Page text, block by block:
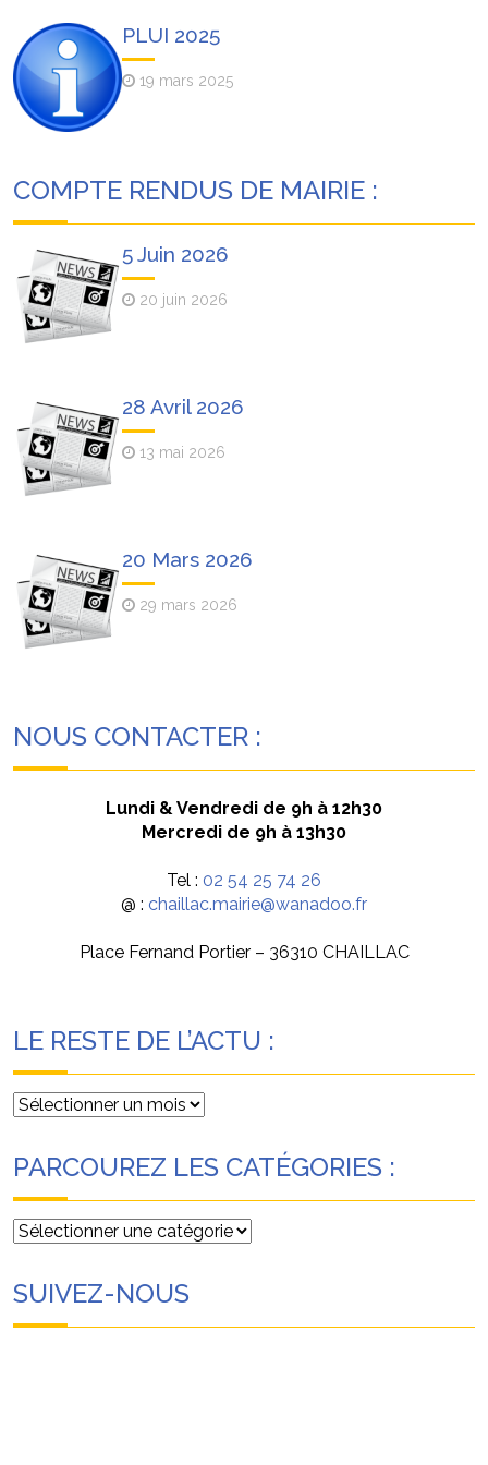
PLUI 2025
19 mars 2025
COMPTE RENDUS DE MAIRIE :
5 Juin 2026
20 juin 2026
28 Avril 2026
13 mai 2026
20 Mars 2026
29 mars 2026
NOUS CONTACTER :
Lundi & Vendredi de 9h à 12h30
Mercredi de 9h à 13h30
Tel : 02 54 25 74 26
@ : chaillac.mairie@wanadoo.fr
Place Fernand Portier – 36310 CHAILLAC
LE RESTE DE L’ACTU :
Le
l’actu
:
PARCOUREZ LES CATÉGORIES :
Parcourez
:SUIVEZ-NOUS